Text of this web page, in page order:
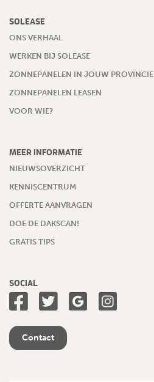
SOLEASE
ONS VERHAAL
WERKEN BIJ SOLEASE
ZONNEPANELEN IN JOUW PROVINCIE
ZONNEPANELEN LEASEN
VOOR WIE?
MEER INFORMATIE
NIEUWSOVERZICHT
KENNISCENTRUM
OFFERTE AANVRAGEN
DOE DE DAKSCAN!
GRATIS TIPS
SOCIAL
Contact